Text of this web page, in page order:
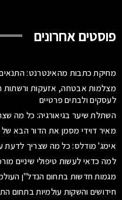
פוסטים אחרונים
מחיקת כתבות מהאינטרנט:
מצלמות אבטחה, אזעקות ורשתות
לעסקים ולבתים פרטיים
השתלת שיער בגיאורגיה: כל מה
מאיר דוידי מסמן את הדור הבא
אימג' מודלס: כל מה שצריך לדעת
למה כדאי לעשות טיפולי שיניים
מגמות חדשות בתחום הנדל"ן
חידושים והשקות עולמיות בתחום